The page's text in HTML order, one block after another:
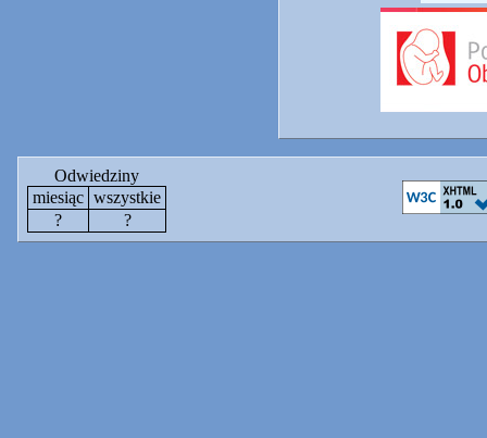
Odwiedziny
miesiąc wszystkie
?
?